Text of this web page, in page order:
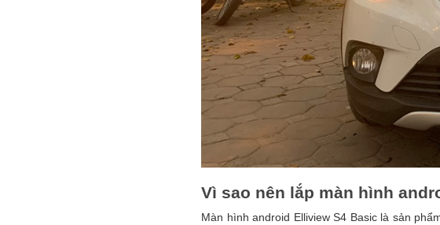
Vì sao nên lắp màn hình
Màn hình android Elliview S4 Basic là sản